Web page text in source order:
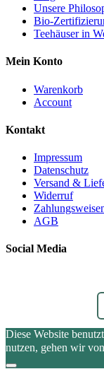
Unsere
Bio-
Teehäuser in
Mein Konto
Warenkorb
Account
Kontakt
Impressum
Datenschutz
Versand &
Widerruf
AGB
Social Media
Diese Website
nutzen, gehen wir